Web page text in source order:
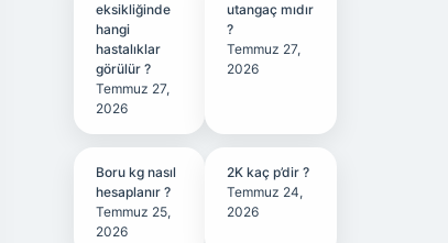
eksikliğinde
hangi
hastalıklar
görülür ?
Temmuz 27,
2026
utangaç mıdır
?
Temmuz 27,
2026
Boru kg nasıl
hesaplanır ?
Temmuz 25,
2026
2K kaç p’dir ?
Temmuz 24,
2026